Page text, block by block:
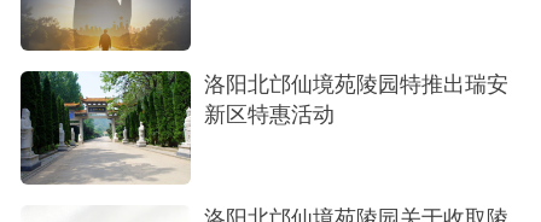
在约定时间内交纳剩余费用（若未付全款），
并办理完整的购置手续。您需要提供购墓人的有效
身份证件，陵园将为您建立详细的客户档案。请妥
善保管好购置合同、付款凭证和墓穴证书，这些是
后续使用和维护的重要依据。
洛阳北邙仙境苑陵园特推出瑞安
新区特惠活动